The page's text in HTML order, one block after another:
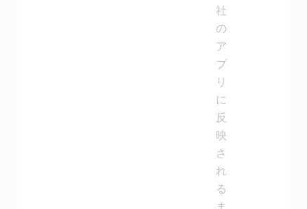
社
の
ア
プ
リ
に
反
映
さ
れ
る
ま